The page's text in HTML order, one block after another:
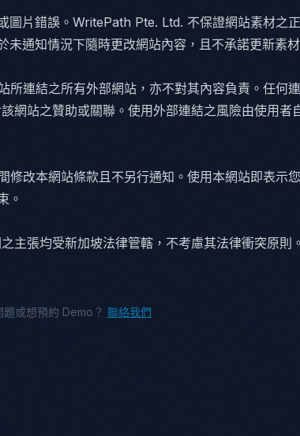
圖片錯誤。WritePath Pte. Ltd. 不保證網站素材之正
未通知情況下隨時更改網站內容，且不承諾更新素材
所連結之所有外部網站，亦不對其內容負責。任何連
網站之贊助或關聯。使用外部連結之風險由使用者
改本網站條款且不另行通知。使用本網站即表示您
。
主張均受新加坡法律管轄，不考慮其法律衝突原則。
題或想預約 Demo？ 聯絡我們